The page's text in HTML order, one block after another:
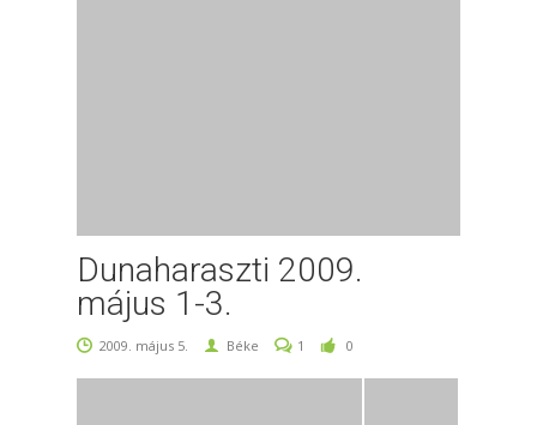
Dunaharaszti 2009.
május 1-3.
2009. május 5. Béke 1 0